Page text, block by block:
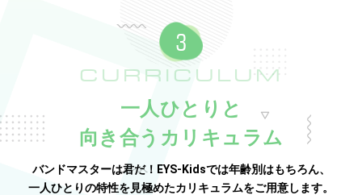
CURRICULUM
一人ひとりと
向き合うカリキュラム
バンドマスターは君だ！EYS-Kidsでは年齢別はもちろん、
一人ひとりの特性を見極めたカリキュラムをご用意します。